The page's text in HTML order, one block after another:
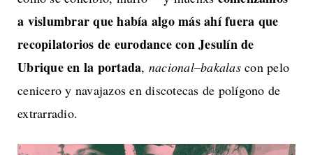
a vislumbrar que había algo más ahí fuera que
recopilatorios de eurodance con Jesulín de
Ubrique en la portada, nacional–bakalascon pelo
cenicero y navajazos en discotecas de polígono de
extrarradio.